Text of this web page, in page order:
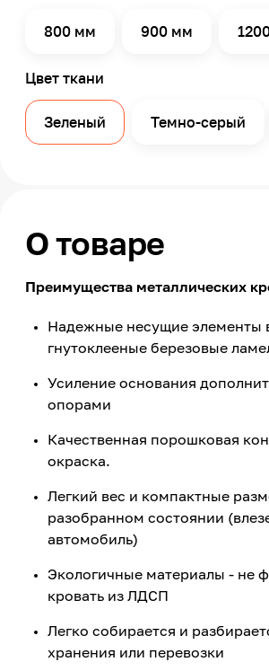
800 мм 900 мм
Цвет ткани
Зеленый Темно-серый
О товаре
Преимущества металлических
Надежные несущие элементы
гнутоклееные березовые
Усиление основания
опорами
Качественная порошковая
окраска.
Легкий вес и компактные
разобранном состоянии
автомобиль)
Экологичные материалы - не
кровать из ЛДСП
Легко собирается и
хранения или перевозки